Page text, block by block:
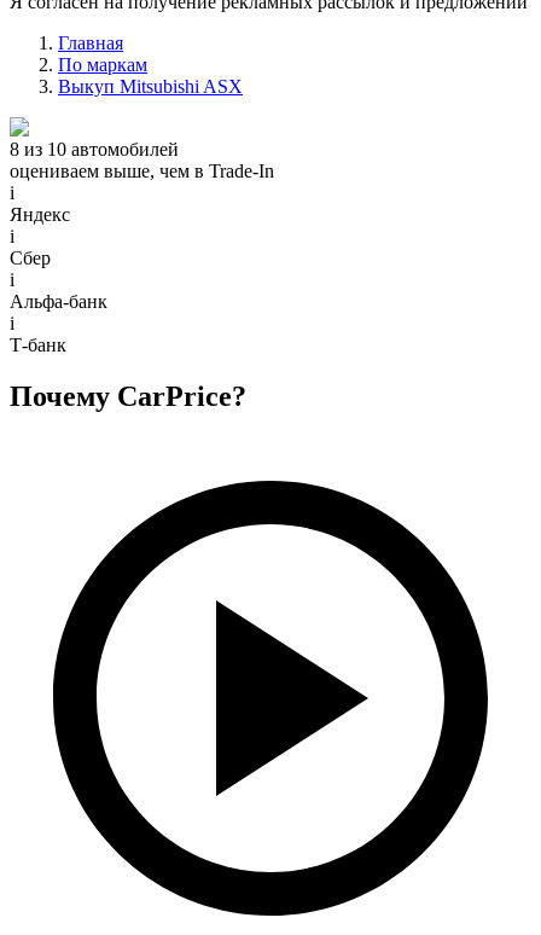
Главная
По маркам
Выкуп Mitsubishi ASX
8 из 10 автомобилей
оцениваем выше, чем в Trade‑In
i
Яндекс
i
Сбер
i
Альфа-банк
i
Т-банк
Почему CarPrice?